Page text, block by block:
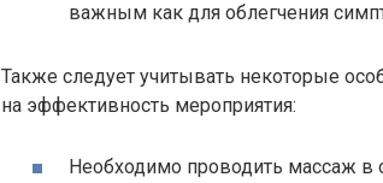
важным как для облегчения
Также следует учитывать некоторые
на эффективность мероприятия:
Необходимо проводить массаж в